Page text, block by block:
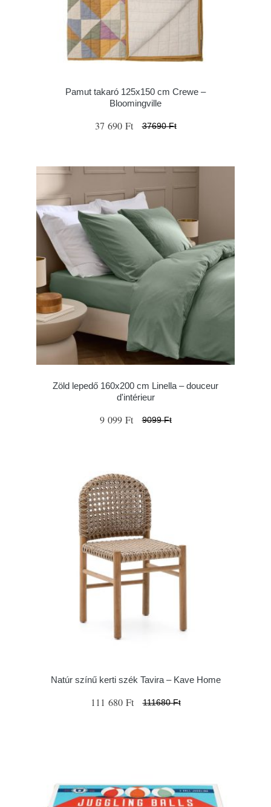
Pamut takaró 125x150 cm Crewe –
Bloomingville
37 690 Ft 37690 Ft
Zöld lepedő 160x200 cm Linella – douceur
d'intérieur
9 099 Ft 9099 Ft
Natúr színű kerti szék Tavira – Kave Home
111 680 Ft 111680 Ft